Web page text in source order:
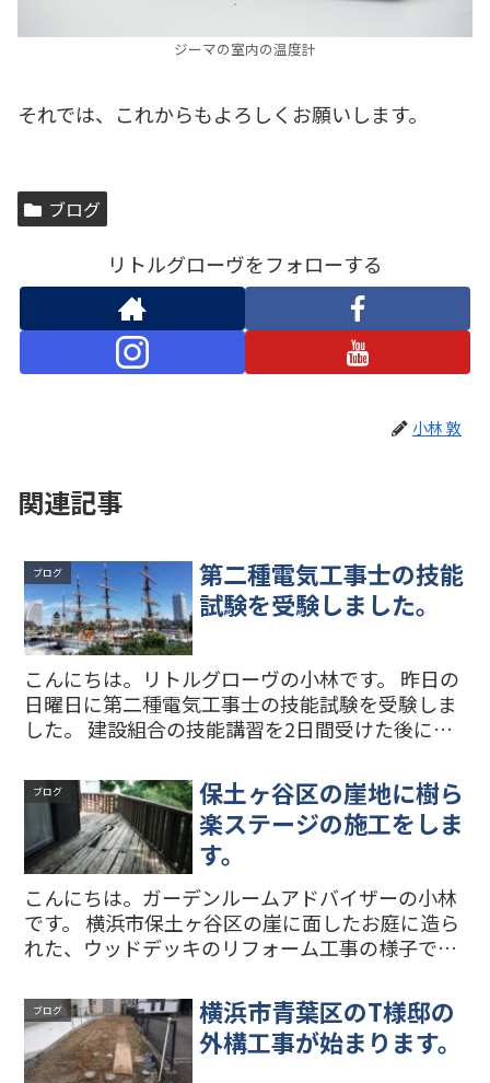
ジーマの室内の温度計
それでは、これからもよろしくお願いします。
ブログ
リトルグローヴをフォローする
小林 敦
関連記事
ブログ
第二種電気工事士の技能
試験を受験しました。
こんにちは。リトルグローヴの小林です。 昨日の
日曜日に第二種電気工事士の技能試験を受験しま
した。 建設組合の技能講習を2日間受けた後に、
ました。 何とか試験の課題を40分の時間内に完成
することがで...
ブログ
保土ヶ谷区の崖地に樹ら
楽ステージの施工をしま
す。
こんにちは。ガーデンルームアドバイザーの小林
です。 横浜市保土ヶ谷区の崖に面したお庭に造ら
れた、ウッドデッキのリフォーム工事の様子で
す。下地の根太の上を歩かないと床が抜けて下に
落ちてしまいます。 ...
ブログ
横浜市青葉区のT様邸の
外構工事が始まります。